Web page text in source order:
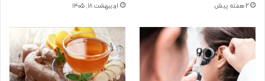
2 هفته پیش اردیبهشت ۱۸, ۱۴۰۵